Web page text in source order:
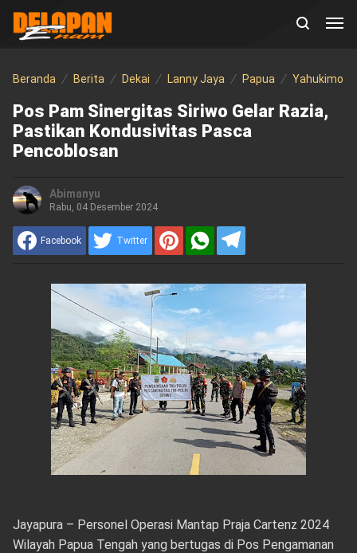
Beranda Berita Dekai Lanny Jaya Papua Yahukimo
Pos Pam Sinergitas Siriwo Gelar Razia,
Pastikan Kondusivitas Pasca
Pencoblosan
Abimanyu
Rabu, 04 Desember 2024
Facebook Twitter
Jayapura – Personel Operasi Mantap Praja Cartenz 2024
Wilayah Papua Tengah yang bertugas di Pos Pengamanan